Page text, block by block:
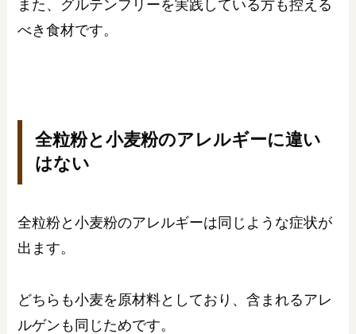
また、グルテンフリーを実践している方も控える
べき食材です。
全粒粉と小麦粉のアレルギーに違い
はない
全粒粉と小麦粉のアレルギーは同じような症状が
出ます。
どちらも小麦を原材料としており、含まれるアレ
ルゲンも同じためです。